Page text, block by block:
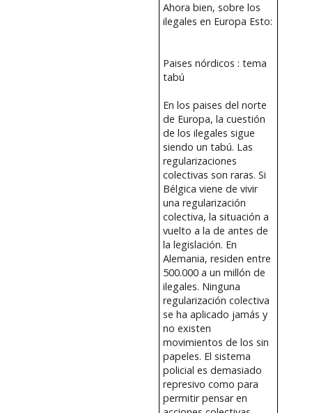
Ahora bien, sobre los
ilegales en Europa Esto:
Paises nórdicos : tema
tabú
En los paises del norte
de Europa, la cuestión
de los ilegales sigue
siendo un tabú. Las
regularizaciones
colectivas son raras. Si
Bélgica viene de vivir
una regularización
colectiva, la situación a
vuelto a la de antes de
la legislación. En
Alemania, residen entre
500.000 a un millón de
ilegales. Ninguna
regularización colectiva
se ha aplicado jamás y
no existen
movimientos de los sin
papeles. El sistema
policial es demasiado
represivo como para
permitir pensar en